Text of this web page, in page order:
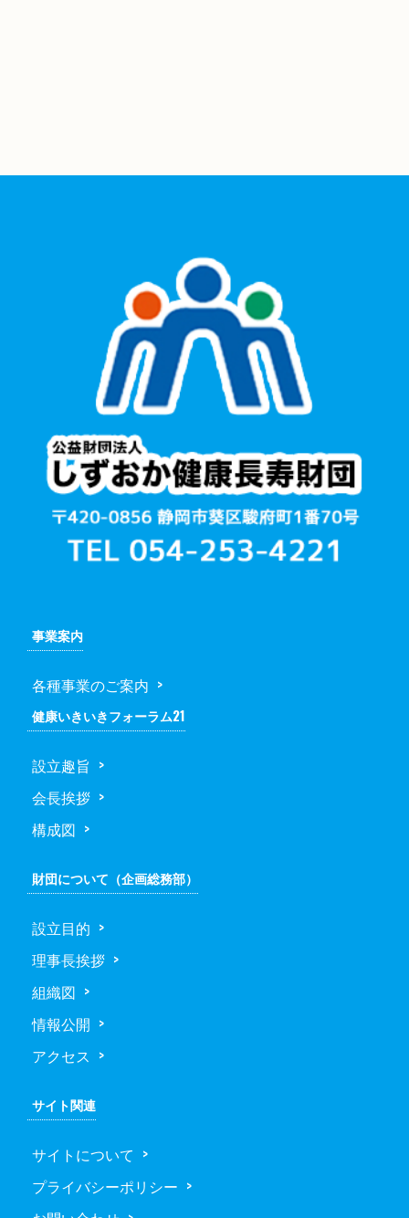
事業案内
各種事業のご案内
健康いきいきフォーラム21
設立趣旨
会長挨拶
構成図
財団について（企画総務部）
設立目的
理事長挨拶
組織図
情報公開
アクセス
サイト関連
サイトについて
プライバシーポリシー